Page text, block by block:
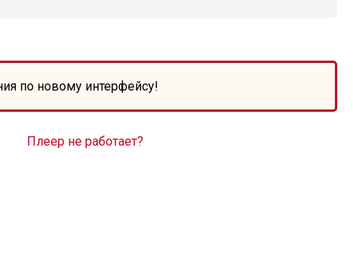
по новому интерфейсу!
Плеер не работает?